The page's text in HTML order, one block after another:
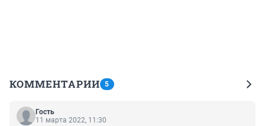
КОММЕНТАРИИ 5
Гость
11 марта 2022, 11:30